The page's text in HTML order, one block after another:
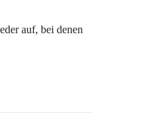
auf, bei denen